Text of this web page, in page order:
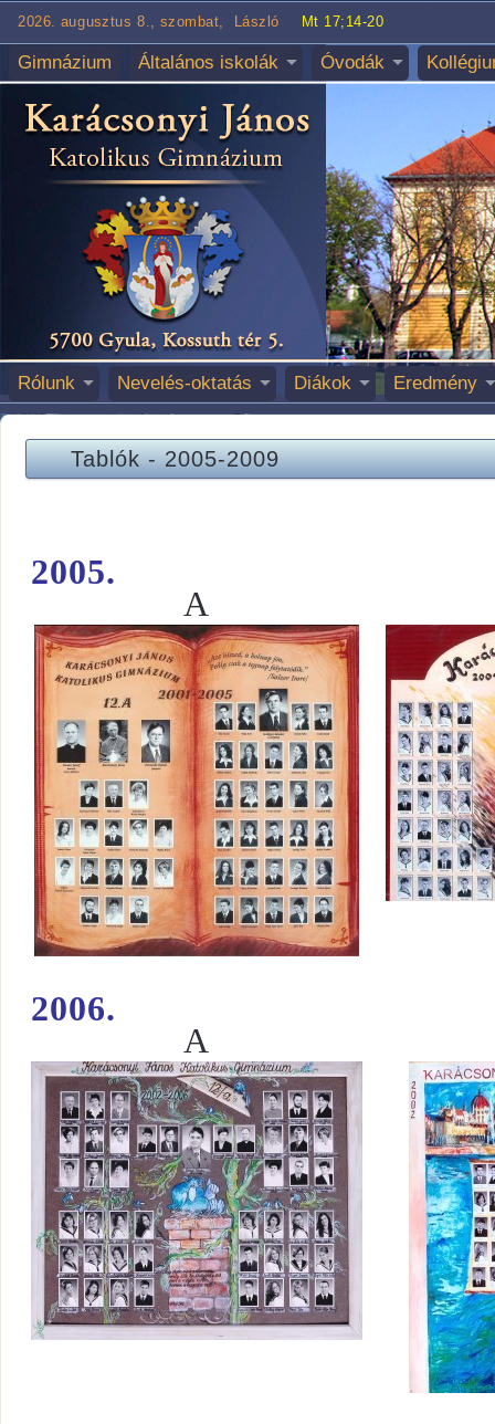
2026. augusztus 8., szombat, László Mt 17;14-20
Gimnázium Általános iskolák Óvodák
Rólunk Nevelés-oktatás Diákok Eredmény
Tablók-2005-2009
2005.
A
2006.
A